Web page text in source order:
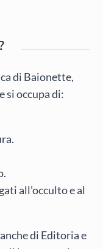
di Baionette,
si occupa di:
all’occulto e al
di Editoria e